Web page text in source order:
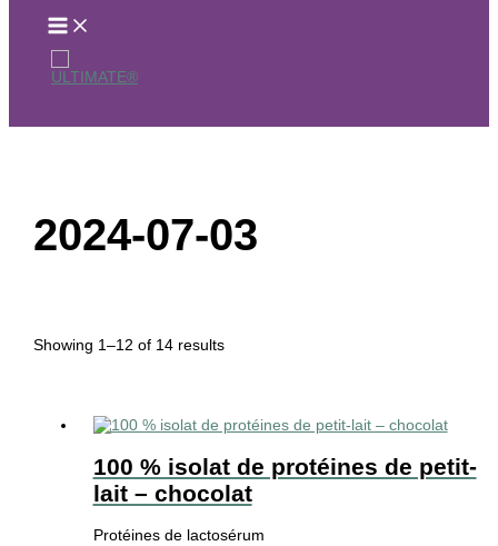
content
2024-07-03
Showing 1–12 of 14 results
100 % isolat de protéines de petit-
lait – chocolat
Protéines de lactosérum